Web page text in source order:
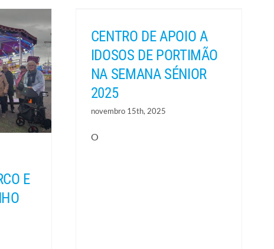
E
CENTRO DE APOIO A
IDOSOS DE PORTIMÃO
NA SEMANA SÉNIOR
2025
novembro 15th, 2025
O